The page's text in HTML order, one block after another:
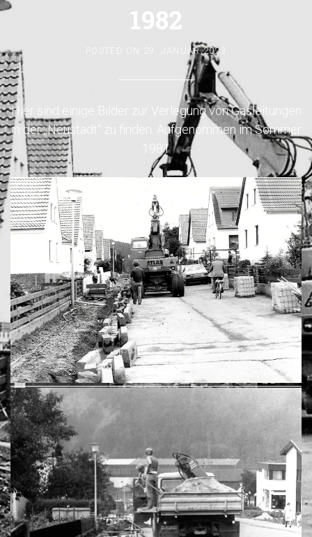
1982
POSTED ON 29. JANUAR 2023
Hier sind einige Bilder zur Verlegung von Gasleitungen
in der „Neustadt“ zu finden. Aufgenommen im Sommer
1981